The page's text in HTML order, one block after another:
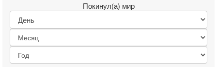
Покинул(а) мир